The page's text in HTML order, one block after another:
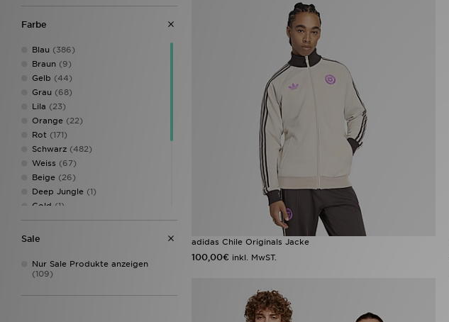
Nike Tiempo(1)
PUMA
Score Draw
Umbro(2)
Under Armour
Farbe
Blau (386)
Braun (9)
Gelb (44)
Grau (68)
Lila (23)
Orange (22)
Rot (171)
Schwarz (482)
Weiss (67)
Beige (26)
Deep Jungle (1)
Gold (1)
Grün(90)
Mehrfarbig
Rosa(70)
Türkis
Sale
Nur Sale Produkte anzeigen
(109)
adidas Chile Originals Jacke
100,00€ inkl. MwST.